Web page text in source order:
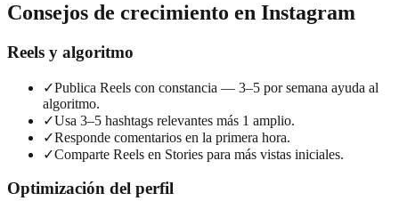
Consejos de crecimiento en Instagram
Reels y algoritmo
✓Publica Reels con constancia — 3–5 por semana ayuda al
algoritmo.
✓Usa 3–5 hashtags relevantes más 1 amplio.
✓Responde comentarios en la primera hora.
✓Comparte Reels en Stories para más vistas iniciales.
Optimización del perfil